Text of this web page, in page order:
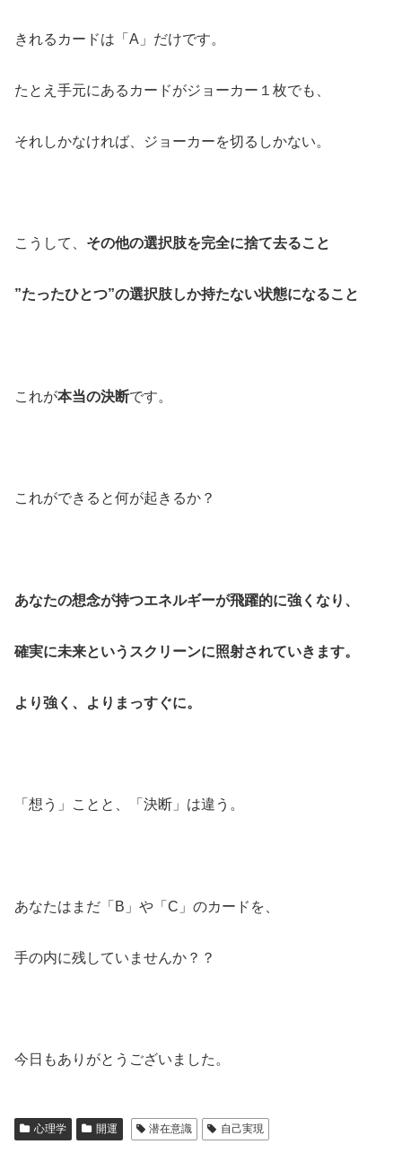
きれるカードは「A」だけです。
たとえ手元にあるカードがジョーカー１枚でも、
それしかなければ、ジョーカーを切るしかない。
こうして、 その他の選択肢を完全に捨て去ること
”たったひとつ”の選択肢しか持たない状態になること
これが本当の決断です。
これができると何が起きるか？
あなたの想念が持つエネルギーが飛躍的に強くなり、
確実に未来というスクリーンに照射されていきます。
より強く、よりまっすぐに。
「想う」ことと、「決断」は違う。
あなたはまだ「B」や「C」のカードを、
手の内に残していませんか？？
今日もありがとうございました。
心理学 開運 潜在意識 自己実現